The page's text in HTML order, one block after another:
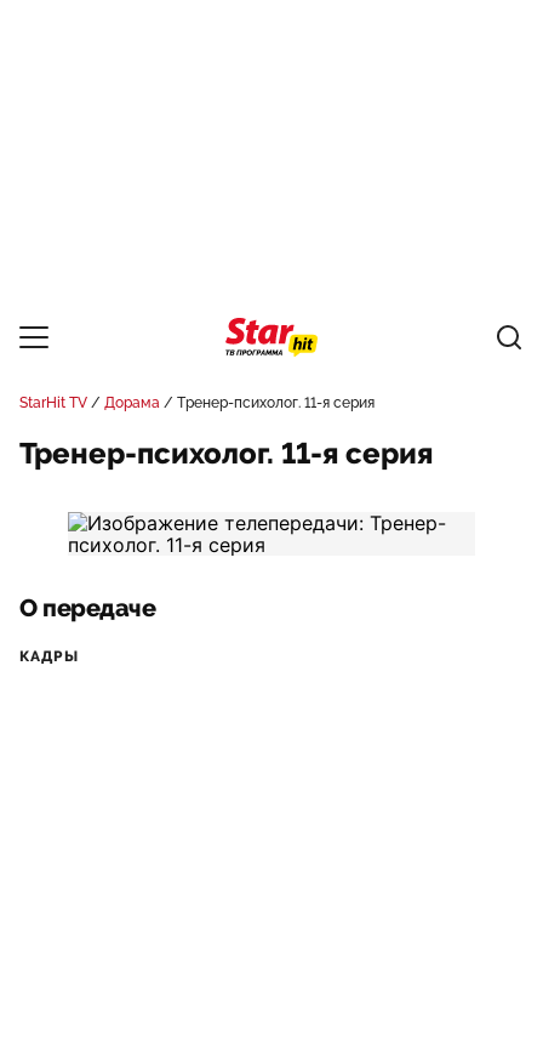
StarHit TV Дорама Тренер-психолог. 11-я серия
Тренер-психолог. 11-я серия
О передаче
КАДРЫ